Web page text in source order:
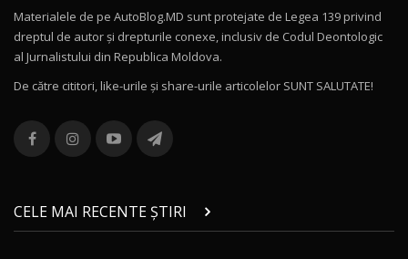
12
Noul MG HS / Test Drive AutoBlog.MD
16:48
13
combină aventura cu luxul / AutoBlog.MD
36:08
chinez care face lumea să se întoarcă după el
/ AutoBlog.MD
17:27
Materialele de pe AutoBlog.MD sunt protejate de Legea 139 privind
dreptul de autor și drepturile conexe, inclusiv de Codul Deontologic
al Jurnalistului din Republica Moldova.
De către cititori, like-urile şi share-urile articolelor SUNT SALUTATE!
CELE MAI RECENTE ȘTIRI